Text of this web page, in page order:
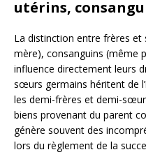
utérins,
La distinction entre frères
mère), consanguins (même
influence directement leurs
sœurs germains héritent de
les demi-frères et demi-
biens provenant du parent
génère souvent des
lors du règlement de la